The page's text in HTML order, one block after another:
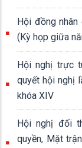
Hội đồng
(Kỳ họp giữa
Hội nghị trực
quyết hội nghị
khóa XIV
Hội nghị đối
quyền, Mặt